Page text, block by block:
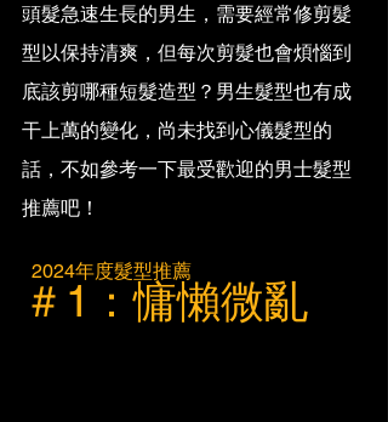
頭髮急速生長的男生，需要經常修剪髮
型以保持清爽，但每次剪髮也會煩惱到
底該剪哪種短髮造型？男生髮型也有成
干上萬的變化，尚未找到心儀髮型的
話，不如參考一下最受歡迎的男士髮型
推薦吧！
2024年度髮型推薦
＃1：慵懶微亂